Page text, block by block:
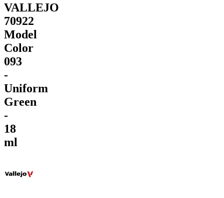
VALLEJO
70922
Model
Color
093
-
Uniform
Green
-
18
ml